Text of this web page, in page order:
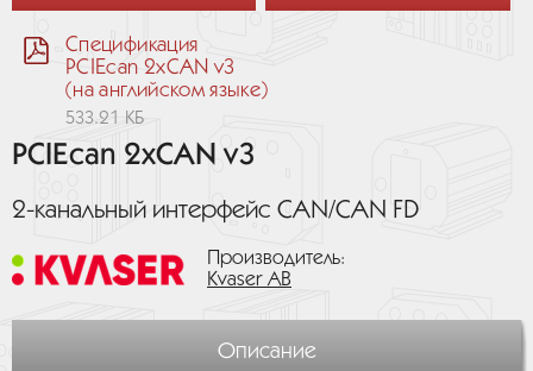
Спецификация
PCIEcan 2xCAN v3
(на английском языке)
533.21 КБ
PCIEcan 2xCAN v3
2-канальный интерфейс CAN/CAN FD
Производитель:
Kvaser AB
Описание